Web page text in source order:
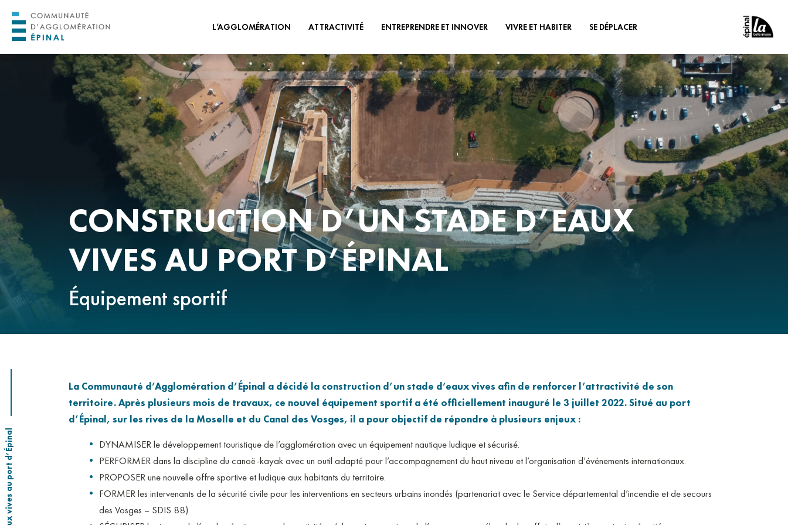
L’AGGLOMÉRATION
ORGANISATION POLITIQUE
ORGANISATION
ADMINISTRATIVE
PROJET DE TERRITOIRE
HORIZON 2030
TRANSITION ÉCOLOGIQUE ET
ÉNERGÉTIQUE
CONSEIL DE DÉVELOPPEMENT
CONSEIL DES JEUNES DE
L’AGGLOMÉRATION
NOS OFFRES D’EMPLOI &
STAGES
OÙ NOUS TROUVER ?
ATTRACTIVITÉ
ATOUTS DU TERRITOIRE
TOURISME
CULTURE
ÉCONOMIE
ÉQUIPEMENTS SPORTIFS ET DE
LOISIRS
PATRIMOINE ET ESPACES DE
NATURE
VOTRE AGENDA
ENTREPRENDRE ET INNOVER
TERRITOIRE INNOVANT
STRUCTURES
D’ACCOMPAGNEMENT
AIDES ÉCONOMIQUES
APPELS À PROJETS
ÉCONOMIES CIRCULAIRE,
SOCIALE ET SOLIDAIRE
VIVRE ET HABITER
PASS COMMUNAUTAIRE
PETITE ENFANCE & JEUNESSE
HABITAT
URBANISME
REQUALIFICATION DES CŒURS
DE VILLES & VILLAGES
EAU & ASSAINISSEMENT
GEMAPI
TRÈS HAUT DÉBIT
COHÉSION SOCIALE
DÉCHETS
SE DÉPLACER
INSCRIPTION AUX
TRANSPORTS SCOLAIRES
S’INFORMER - TARIFS
TRANSPORTS
VÉLO
AUTOPARTAGE
ACCOMPAGNEMENT DES
ENTREPRISES
CONSTRUCTION D’UN STADE D’EAUX
VIVES AU PORT D’ÉPINAL
Équipement sportif
La Communauté d’Agglomération d’Épinal a décidé la construction d’un stade d’eaux vives afin de renforcer l’attractivité de son
territoire. Après plusieurs mois de travaux, ce nouvel équipement sportif a été officiellement inauguré le 3 juillet 2022. Situé au port
d’Épinal, sur les rives de la Moselle et du Canal des Vosges, il a pour objectif de répondre à plusieurs enjeux :
DYNAMISER le développement touristique de l’agglomération avec un équipement nautique ludique et sécurisé.
PERFORMER dans la discipline du canoë-kayak avec un outil adapté pour l’accompagnement du haut niveau et l’organisation d’événements internationaux.
PROPOSER une nouvelle offre sportive et ludique aux habitants du territoire.
FORMER les intervenants de la sécurité civile pour les interventions en secteurs urbains inondés (partenariat avec le Service départemental d’incendie et de secours
des Vosges – SDIS 88).